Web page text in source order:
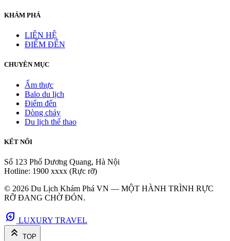
KHÁM PHÁ
LIÊN HỆ
ĐIỂM ĐẾN
CHUYÊN MỤC
Ẩm thực
Balo du lịch
Điểm đến
Dòng chảy
Du lịch thể thao
KẾT NỐI
Số 123 Phố Dương Quang, Hà Nội
Hotline: 1900 xxxx (Rực rỡ)
© 2026 Du Lịch Khám Phá VN — MỘT HÀNH TRÌNH RỰC
RỠ ĐANG CHỜ ĐÓN.
energy_savings_leaf LUXURY TRAVEL
keyboard_double_arrow_up TOP